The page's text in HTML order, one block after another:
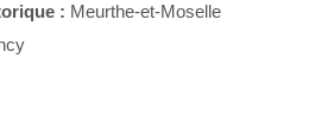
: Meurthe-et-Moselle